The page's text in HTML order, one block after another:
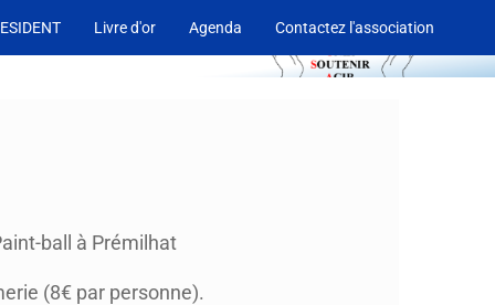
Livre d'or Agenda Contactez l'association
ball à Prémilhat
(8€ par personne).